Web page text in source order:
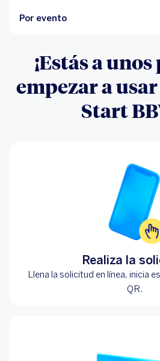
Por evento
¡Estás a
empezar a
Start
Realiza la
Llena la solicitud en línea, inicia
QR.